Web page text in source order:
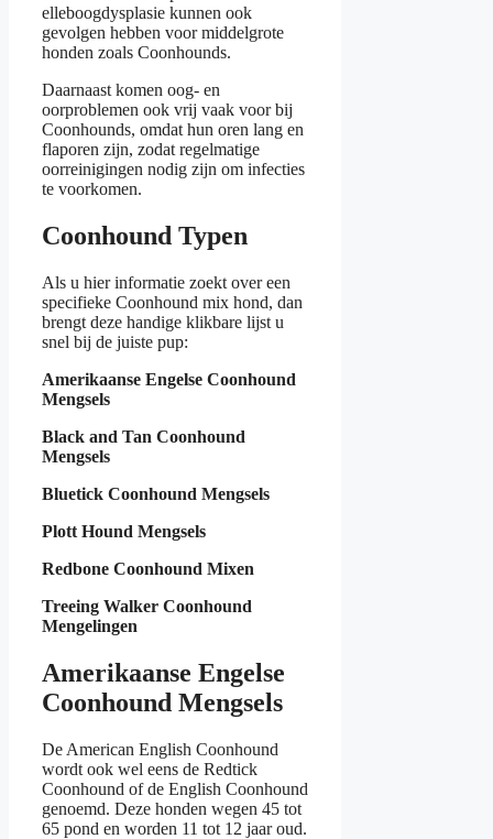
elleboogdysplasie kunnen ook
gevolgen hebben voor middelgrote
honden zoals Coonhounds.
Daarnaast komen oog- en
oorproblemen ook vrij vaak voor bij
Coonhounds, omdat hun oren lang en
flaporen zijn, zodat regelmatige
oorreinigingen nodig zijn om infecties
te voorkomen.
Coonhound Typen
Als u hier informatie zoekt over een
specifieke Coonhound mix hond, dan
brengt deze handige klikbare lijst u
snel bij de juiste pup:
Amerikaanse Engelse Coonhound
Mengsels
Black and Tan Coonhound
Mengsels
Bluetick Coonhound Mengsels
Plott Hound Mengsels
Redbone Coonhound Mixen
Treeing Walker Coonhound
Mengelingen
Amerikaanse Engelse
Coonhound Mengsels
De American English Coonhound
wordt ook wel eens de Redtick
Coonhound of de English Coonhound
genoemd. Deze honden wegen 45 tot
65 pond en worden 11 tot 12 jaar oud.